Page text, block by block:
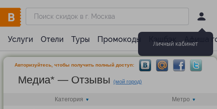
Личный кабинет
Услуги Отели Туры Промокоды Кэшбэк Афиша
Авторизуйтесь, чтобы получить полный доступ:
Медиа* — Отзывы (мой город)
Категория Метро